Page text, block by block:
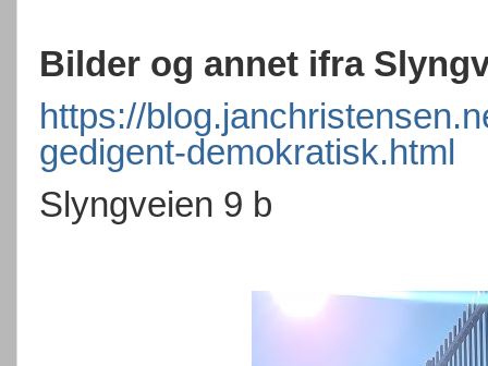
Bilder og annet ifra
https://
gedigent-demokratisk.html
Slyngveien 9 b